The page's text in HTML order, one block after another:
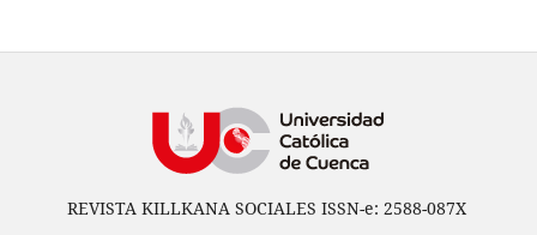
REVISTA KILLKANA SOCIALES ISSN-e: 2588-087X